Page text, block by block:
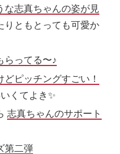
な志真ちゃんの姿が見
りともとっても可愛か
らってる〜♪
ピッチングすごい！
くてよき✨
志真ちゃんのサポート
第二弾